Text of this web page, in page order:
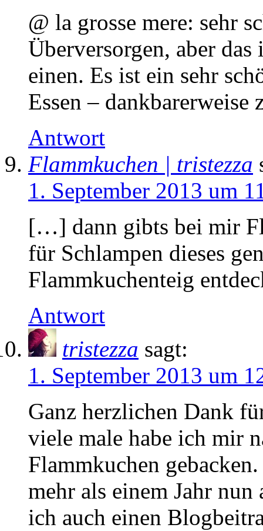
@ la grosse mere: sehr
Überversorgen, aber
einen. Es ist ein sehr
Essen –
Antwort
Flammkuchen | tristezza
1. September 2013 um
[…] dann gibts bei mir
für Schlampen dieses
Flammkuchenteig
Antwort
tristezza sagt:
1. September 2013 um
Ganz herzlichen Dank
viele male habe ich mir
Flammkuchen
mehr als einem Jahr
ich auch einen